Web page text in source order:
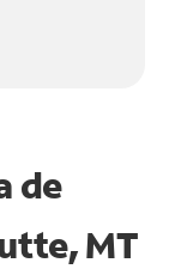
de
MT